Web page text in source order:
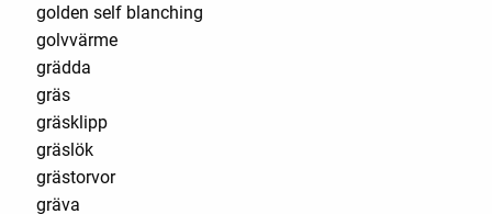
golden self blanching
golvvärme
grädda
gräs
gräsklipp
gräslök
grästorvor
gräva